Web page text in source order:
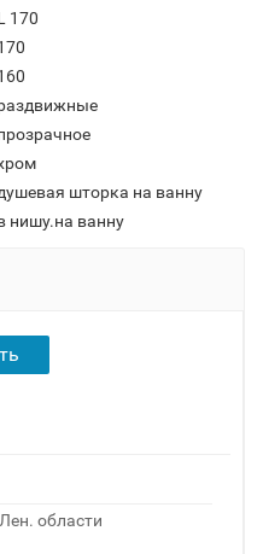
170
шторка на ванну
нишу.на ванну
области